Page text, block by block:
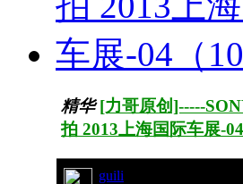
精华 [力哥原创]-----
拍 2013上海国际车展-04
guili